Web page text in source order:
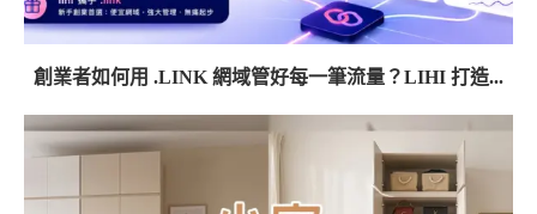
創業者如何用 .LINK 網域管好每一筆流量？LIHI 打造...